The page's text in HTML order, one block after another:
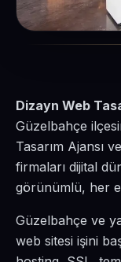
Dizayn Web
Güzelbahçe
Tasarım Ajansı
firmaları dijital
görünümlü, her
Güzelbahçe ve
web sitesi işini